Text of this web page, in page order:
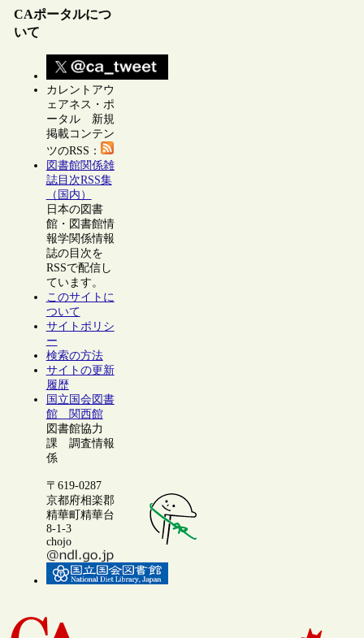
CAポータルにつ
いて
カレントアウ
ェアネス・ポ
ータル 新規
掲載コンテン
ツのRSS：
図書館関係雑
誌目次RSS集
（国内）
日本の図書
館・図書館情
報学関係情報
誌の目次を
RSSで配信し
ています。
このサイトに
ついて
サイトポリシ
ー
検索の方法
サイトの更新
履歴
国立国会図書
館 関西館
図書館協力
課 調査情報
係
〒619-0287
京都府相楽郡
精華町精華台
8-1-3
chojo